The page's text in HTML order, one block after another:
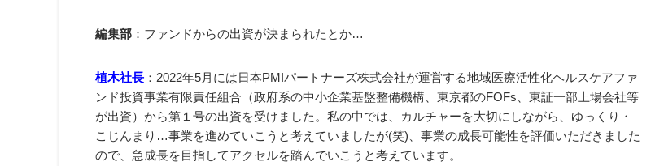
編集部 ：ファンドからの出資が決まられたとか…
植木社長 ：2022年5月には日本PMIパートナーズ株式会社が運営する地域医療活性化ヘルスケアファ
ンド投資事業有限責任組合（政府系の中小企業基盤整備機構、東京都のFOFs、東証一部上場会社等
が出資）から第１号の出資を受けました。私の中では、カルチャーを大切にしながら、ゆっくり・
こじんまり…事業を進めていこうと考えていましたが(笑)、事業の成長可能性を評価いただきました
ので、急成長を目指してアクセルを踏んでいこうと考えています。